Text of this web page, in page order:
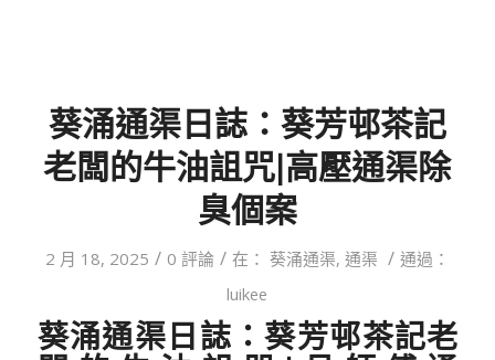
葵涌通渠日誌：葵芳邨茶記
老闆的牛油詛咒|高壓通渠除
臭個案
2 月 18, 2025 / 0 評論 / 在： 葵涌通渠, 通渠 / 通過：
luikee
葵涌通渠日誌：葵芳邨茶記老